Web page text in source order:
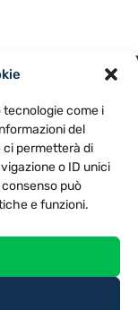
tecnologie come i
del
ci permetterà di
o ID unici
può
e funzioni.
PREFERENZE
(PT)